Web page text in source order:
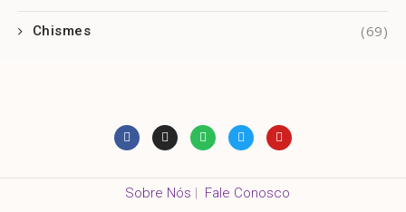
Chismes (69)
Sobre Nós | Fale Conosco